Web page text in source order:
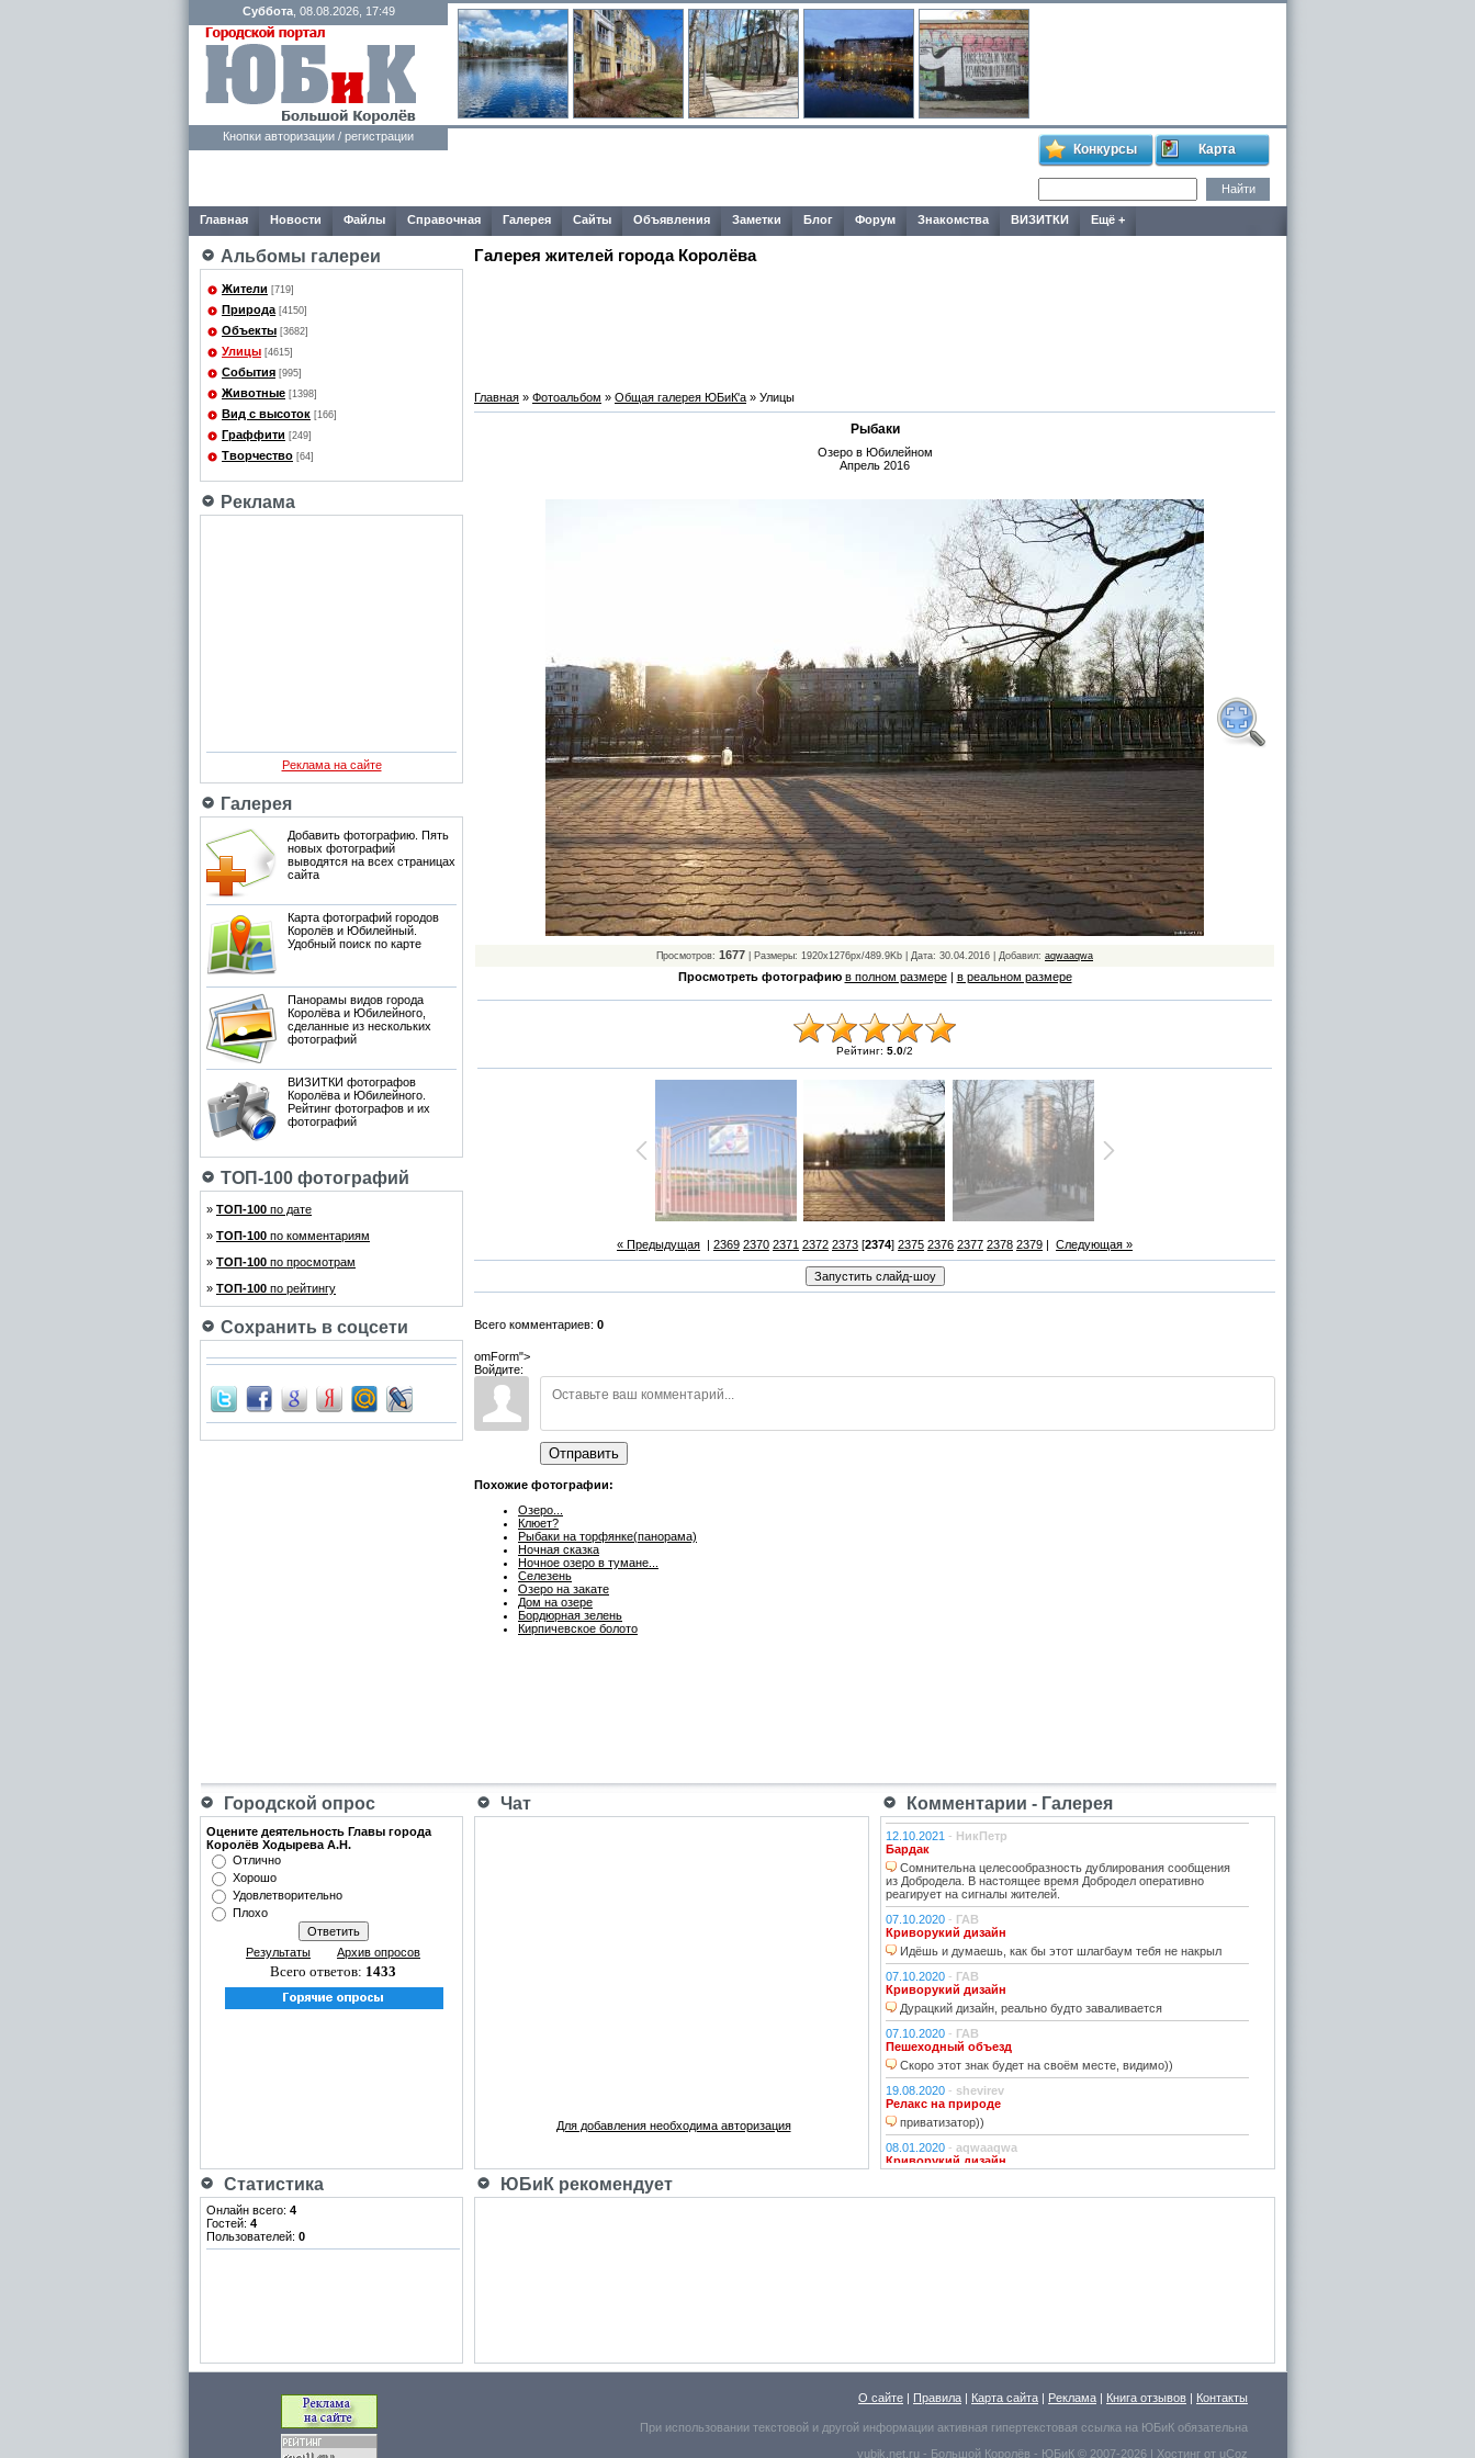
Суббота, 08.08.2026, 17:49
Кнопки авторизации / регистрации
Конкурсы Карта
Главная Новости Файлы Справочная Галерея Сайты Объявления Заметки Блог Форум Знакомства ВИЗИТКИ Ещё +
Альбомы галереи
Жители [719]
Природа [4150]
Объекты [3682]
Улицы [4615]
События [995]
Животные [1398]
Вид с высоток [166]
Граффити [249]
Творчество [64]
Реклама
Реклама на сайте
Галерея
Добавить фотографию. Пять
новых фотографий
выводятся на всех страницах
сайта
Карта фотографий городов
Королёв и Юбилейный.
Удобный поиск по карте
Панорамы видов города
Королёва и Юбилейного,
сделанные из нескольких
фотографий
ВИЗИТКИ фотографов
Королёва и Юбилейного.
Рейтинг фотографов и их
фотографий
ТОП-100 фотографий
» ТОП-100 по дате
» ТОП-100 по комментариям
» ТОП-100 по просмотрам
» ТОП-100 по рейтингу
Сохранить в соцсети
Галерея жителей города Королёва
Главная » Фотоальбом » Общая галерея ЮБиК'a » Улицы
Рыбаки
Озеро в Юбилейном
Апрель 2016
Просмотров: 1677 | Размеры: 1920x1276px/489.9Kb | Дата: 30.04.2016 | Добавил: aqwaaqwa
Просмотреть фотографию в полном размере| в реальном размере
Рейтинг: 5.0/2
« Предыдущая | 2369 2370 2371 2372 2373 [2374] 2375 2376 2377 2378 2379 | Следующая »
Всего комментариев: 0
omForm">
Войдите:
Отправить
Похожие фотографии:
Озеро...
Клюет?
Рыбаки на торфянке(панорама)
Ночная сказка
Ночное озеро в тумане...
Селезень
Озеро на закате
Дом на озере
Бордюрная зелень
Кирпичевское болото
Городской опрос Чат Комментарии - Галерея
Оцените деятельность Главы города
Королёв Ходырева А.Н.
Отлично
Хорошо
Удовлетворительно
Плохо
Результаты Архив опросов
Всего ответов: 1433
Для добавления необходима авторизация
12.10.2021 - НикПетр
Бардак
Сомнительна целесообразность дублирования сообщения
из Добродела. В настоящее время Добродел оперативно
реагирует на сигналы жителей.
07.10.2020 - ГАВ
Криворукий дизайн
Идёшь и думаешь, как бы этот шлагбаум тебя не накрыл
07.10.2020 - ГАВ
Криворукий дизайн
Дурацкий дизайн, реально будто заваливается
07.10.2020 - ГАВ
Пешеходный объезд
Скоро этот знак будет на своём месте, видимо))
19.08.2020 - shevirev
Релакс на природе
приватизатор))
08.01.2020 - aqwaaqwa
Криворукий дизайн
По предпросмотру фото показалось, что это гриб в листьях
Надо же, какое место для сна выбрал.
25.10.2018 - l_yu
Статистика ЮБиК рекомендует
Онлайн всего: 4
Гостей: 4
Пользователей: 0
О сайте | Правила | Карта сайта | Реклама | Книга отзывов | Контакты
При использовании текстовой и другой информации активная гипертекстовая ссылка на ЮБиК обязательна
yubik.net.ru - Большой Королёв - ЮБиК © 2007-2026 | Хостинг от uCoz